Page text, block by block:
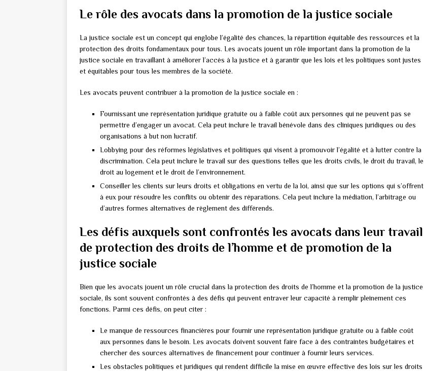
Le rôle des avocats dans la promotion de la justice sociale
La justice sociale est un concept qui englobe l’égalité des chances, la répartition équitable des ressources et la
protection des droits fondamentaux pour tous. Les avocats jouent un rôle important dans la promotion de la
justice sociale en travaillant à améliorer l’accès à la justice et à garantir que les lois et les politiques sont justes
et équitables pour tous les membres de la société.
Les avocats peuvent contribuer à la promotion de la justice sociale en :
Fournissant une représentation juridique gratuite ou à faible coût aux personnes qui ne peuvent pas se
permettre d’engager un avocat. Cela peut inclure le travail bénévole dans des cliniques juridiques ou des
organisations à but non lucratif.
Lobbying pour des réformes législatives et politiques qui visent à promouvoir l’égalité et à lutter contre la
discrimination. Cela peut inclure le travail sur des questions telles que les droits civils, le droit du travail, le
droit au logement et le droit de l’environnement.
Conseiller les clients sur leurs droits et obligations en vertu de la loi, ainsi que sur les options qui s’offrent
à eux pour résoudre les conflits ou obtenir des réparations. Cela peut inclure la médiation, l’arbitrage ou
d’autres formes alternatives de règlement des différends.
Les défis auxquels sont confrontés les avocats dans leur travail
de protection des droits de l’homme et de promotion de la
justice sociale
Bien que les avocats jouent un rôle crucial dans la protection des droits de l’homme et la promotion de la justice
sociale, ils sont souvent confrontés à des défis qui peuvent entraver leur capacité à remplir pleinement ces
fonctions. Parmi ces défis, on peut citer :
Le manque de ressources financières pour fournir une représentation juridique gratuite ou à faible coût
aux personnes dans le besoin. Les avocats doivent souvent faire face à des contraintes budgétaires et
chercher des sources alternatives de financement pour continuer à fournir leurs services.
Les obstacles politiques et juridiques qui rendent difficile la mise en œuvre effective des lois sur les droits